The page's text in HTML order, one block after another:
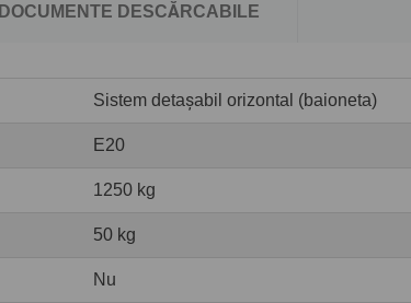
DOCUMENTE DESCĂRCABILE
Sistem detașabil orizontal (baioneta)
E20
1250 kg
50 kg
Nu